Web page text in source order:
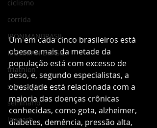
ciclismo
corrida
IRONMANBRASIL
IRONMAN BRASIL
triathlon
superação
seminario
lowcarb
Um em cada cinco brasileiros está
obeso e mais da metade da
população está com excesso de
peso, e, segundo especialistas, a
obesidade está relacionada com a
maioria das doenças crônicas
conhecidas, como gota, alzheimer,
diabetes, demência, pressão alta,